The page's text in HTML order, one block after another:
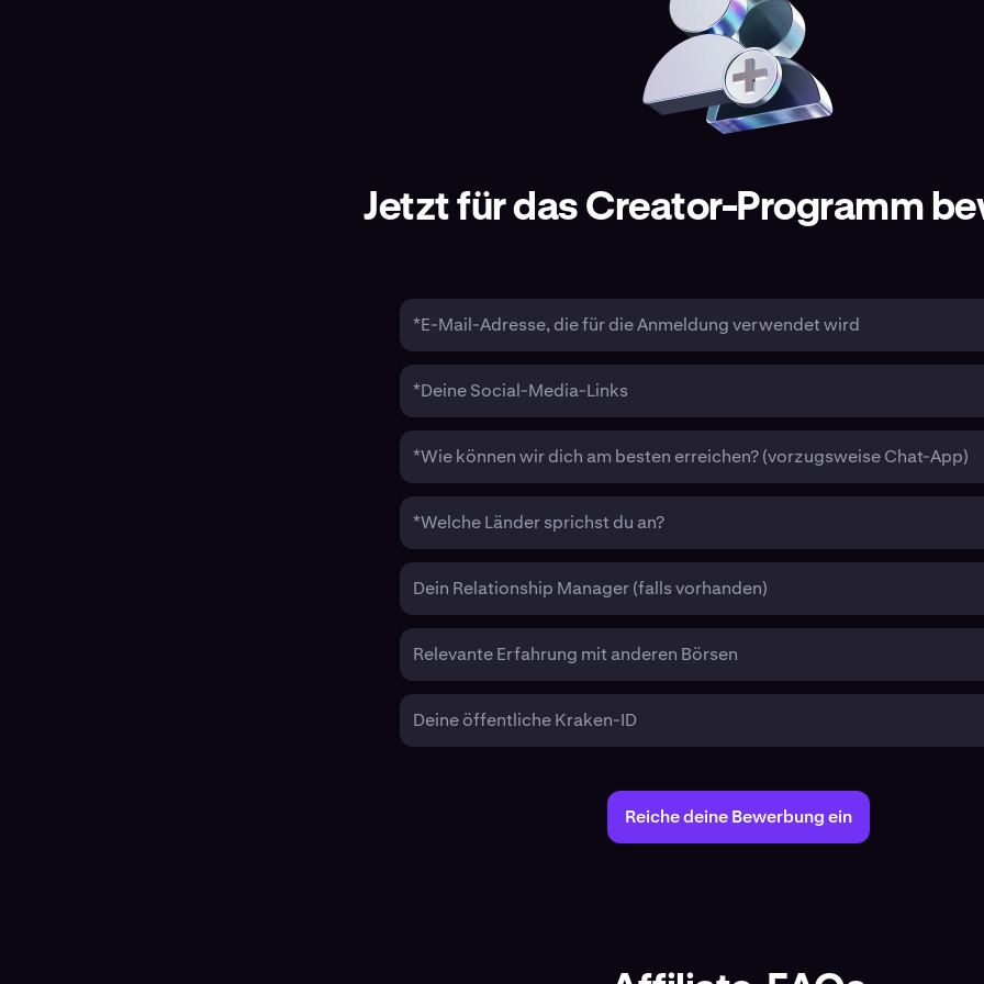
Jetzt für das Creator-Programm
*E-Mail-Adresse, die für die Anmeldung verwendet wird
*Deine Social-Media-Links
*Wie können wir dich am besten erreichen? (vorzugsweise Chat-App)
*Welche Länder sprichst du an?
Dein Relationship Manager (falls vorhanden)
Relevante Erfahrung mit anderen Börsen
Deine öffentliche Kraken-ID
Reiche deine Bewerbung ein